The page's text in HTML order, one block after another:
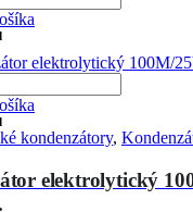
kondenzátory,
elektrolytický